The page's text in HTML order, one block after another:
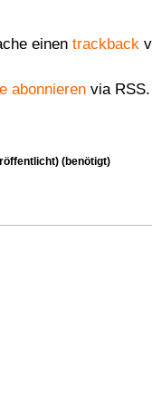
einen trackback
abonnieren via RSS.
(benötigt)